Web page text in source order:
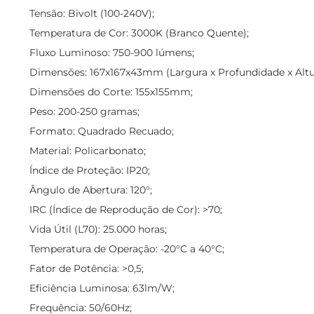
Tensão: Bivolt (100-240V);
Temperatura de Cor: 3000K (Branco Quente);
Fluxo Luminoso: 750-900 lúmens;
Dimensões: 167x167x43mm (Largura x Profundidade x
Dimensões do Corte: 155x155mm;
Peso: 200-250 gramas;
Formato: Quadrado Recuado;
Material: Policarbonato;
Índice de Proteção: IP20;
Ângulo de Abertura: 120°;
IRC (Índice de Reprodução de Cor): >70;
Vida Útil (L70): 25.000 horas;
Temperatura de Operação: -20°C a 40°C;
Fator de Potência: >0,5;
Eficiência Luminosa: 63lm/W;
Frequência: 50/60Hz;